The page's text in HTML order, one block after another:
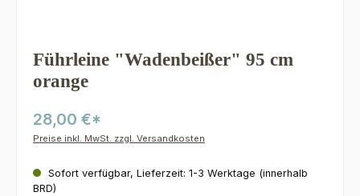
Führleine "Wadenbeißer" 95 cm
orange
28,00 €*
Preise inkl. MwSt. zzgl. Versandkosten
Sofort verfügbar, Lieferzeit: 1-3 Werktage (innerhalb
BRD)